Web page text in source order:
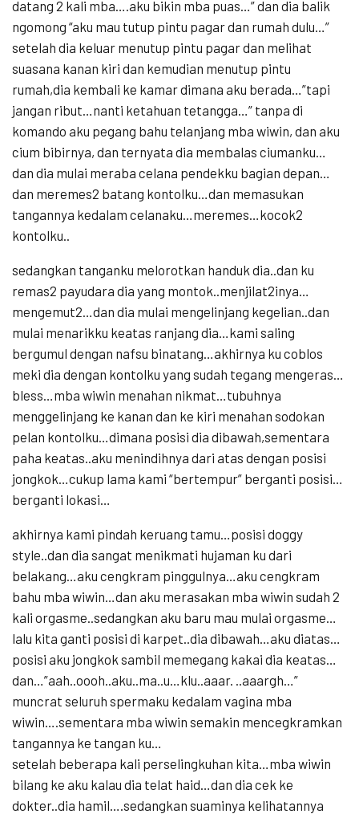
datang 2 kali mba….aku bikin mba puas…” dan dia balik
ngomong “aku mau tutup pintu pagar dan rumah dulu…”
setelah dia keluar menutup pintu pagar dan melihat
suasana kanan kiri dan kemudian menutup pintu
rumah,dia kembali ke kamar dimana aku berada…”tapi
jangan ribut…nanti ketahuan tetangga…” tanpa di
komando aku pegang bahu telanjang mba wiwin, dan aku
cium bibirnya, dan ternyata dia membalas ciumanku…
dan dia mulai meraba celana pendekku bagian depan…
dan meremes2 batang kontolku…dan memasukan
tangannya kedalam celanaku…meremes…kocok2
kontolku..
sedangkan tanganku melorotkan handuk dia..dan ku
remas2 payudara dia yang montok..menjilat2inya…
mengemut2…dan dia mulai mengelinjang kegelian..dan
mulai menarikku keatas ranjang dia…kami saling
bergumul dengan nafsu binatang…akhirnya ku coblos
meki dia dengan kontolku yang sudah tegang mengeras…
bless…mba wiwin menahan nikmat…tubuhnya
menggelinjang ke kanan dan ke kiri menahan sodokan
pelan kontolku…dimana posisi dia dibawah,sementara
paha keatas..aku menindihnya dari atas dengan posisi
jongkok…cukup lama kami “bertempur” berganti posisi…
berganti lokasi…
akhirnya kami pindah keruang tamu…posisi doggy
style..dan dia sangat menikmati hujaman ku dari
belakang…aku cengkram pinggulnya…aku cengkram
bahu mba wiwin…dan aku merasakan mba wiwin sudah 2
kali orgasme..sedangkan aku baru mau mulai orgasme…
lalu kita ganti posisi di karpet..dia dibawah…aku diatas…
posisi aku jongkok sambil memegang kakai dia keatas…
dan…”aah..oooh..aku..ma..u…klu..aaar. ..aaargh…”
muncrat seluruh spermaku kedalam vagina mba
wiwin….sementara mba wiwin semakin mencegkramkan
tangannya ke tangan ku…
setelah beberapa kali perselingkuhan kita…mba wiwin
bilang ke aku kalau dia telat haid…dan dia cek ke
dokter..dia hamil….sedangkan suaminya kelihatannya